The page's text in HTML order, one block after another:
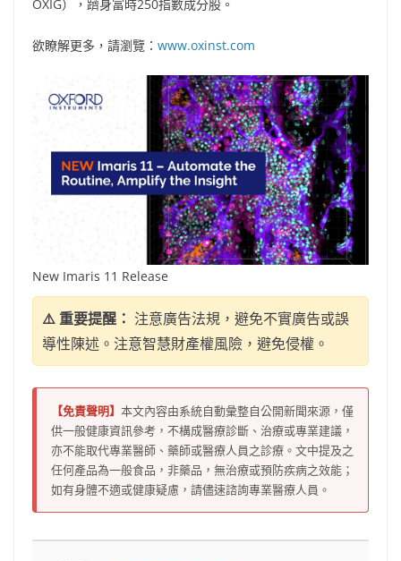
OXIG），躋身富時250指數成分股。
欲瞭解更多，請瀏覽： www.oxinst.com
New Imaris 11 Release
⚠️ 重要提醒： 注意廣告法規，避免不實廣告或誤
導性陳述。注意智慧財產權風險，避免侵權。
【免責聲明】 本文內容由系統自動彙整自公開新聞來源，僅
供一般健康資訊參考，不構成醫療診斷、治療或專業建議，
亦不能取代專業醫師、藥師或醫療人員之診療。文中提及之
任何產品為一般食品，非藥品，無治療或預防疾病之效能；
如有身體不適或健康疑慮，請儘速諮詢專業醫療人員。